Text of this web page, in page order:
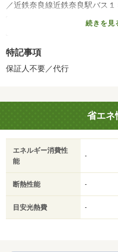
／近鉄奈良線近鉄奈良駅バス
／室内清掃費用／保証会社利
回保証料１８０００円、月額
実費精算※故意・過失等別途実
前にＬＰガス事業者にご確認
会社：株式会社イントラスト
／クロゼット／シャワー付洗
ボックス／追焚機能浴室／温
輪場／押入／即入居可／対面
イク置場／２沿線利用可／２
／ＬＤＫ１２畳以上／和室／
続きを見
特記事項
保証人不要／代行
省エネ
エネルギー消費性
能
-
断熱性能 -
目安光熱費 -